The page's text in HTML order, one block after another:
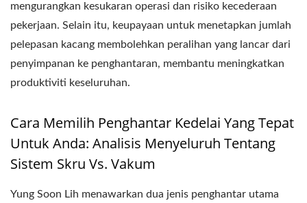
mengurangkan kesukaran operasi dan risiko kecederaan
pekerjaan. Selain itu, keupayaan untuk menetapkan jumlah
pelepasan kacang membolehkan peralihan yang lancar dari
penyimpanan ke penghantaran, membantu meningkatkan
produktiviti keseluruhan.
Cara Memilih Penghantar Kedelai Yang Tepat
Untuk Anda: Analisis Menyeluruh Tentang
Sistem Skru Vs. Vakum
Yung Soon Lih menawarkan dua jenis penghantar utama